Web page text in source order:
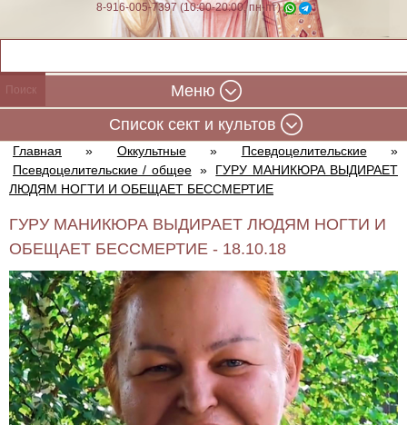
8-916-005-7397 (10:00-20:00, пн-пт)
Меню
Cписок сект и культов
Главная » Оккультные » Псевдоцелительские
»
Псевдоцелительские / общее »
ГУРУ МАНИКЮРА ВЫДИРАЕТ
ЛЮДЯМ НОГТИ И ОБЕЩАЕТ БЕССМЕРТИЕ
ГУРУ МАНИКЮРА ВЫДИРАЕТ ЛЮДЯМ НОГТИ И
ОБЕЩАЕТ БЕССМЕРТИЕ - 18.10.18